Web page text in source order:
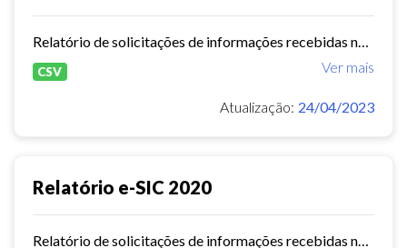
Ver mais
CSV
Atualização: 24/04/2023
Relatório e-SIC 2020